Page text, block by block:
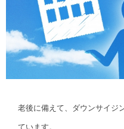
老後に備えて、ダウンサイジ
ています。